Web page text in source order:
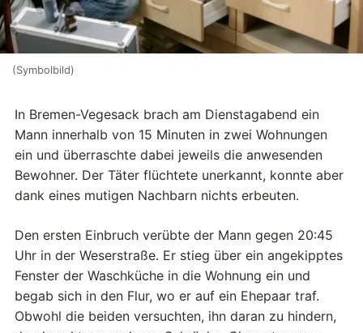
(Symbolbild)
In Bremen-Vegesack brach am Dienstagabend ein
Mann innerhalb von 15 Minuten in zwei Wohnungen
ein und überraschte dabei jeweils die anwesenden
Bewohner. Der Täter flüchtete unerkannt, konnte aber
dank eines mutigen Nachbarn nichts erbeuten.
Den ersten Einbruch verübte der Mann gegen 20:45
Uhr in der Weserstraße. Er stieg über ein angekipptes
Fenster der Waschküche in die Wohnung ein und
begab sich in den Flur, wo er auf ein Ehepaar traf.
Obwohl die beiden versuchten, ihn daran zu hindern,